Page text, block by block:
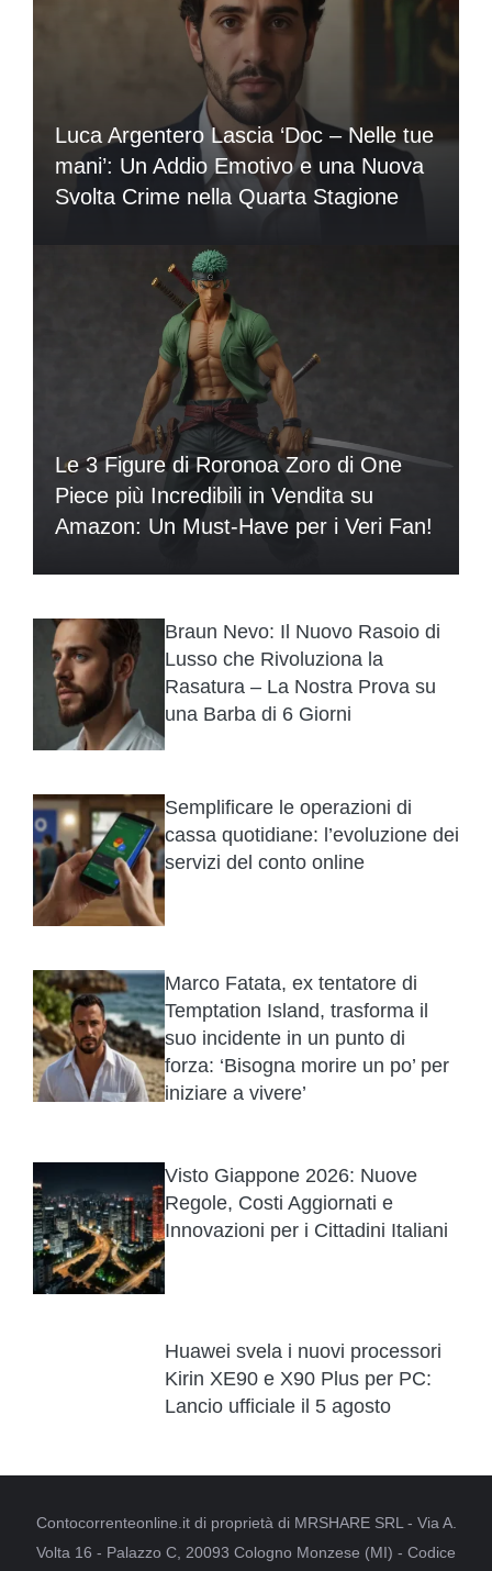
Luca Argentero Lascia ‘Doc – Nelle tue
mani’: Un Addio Emotivo e una Nuova
Svolta Crime nella Quarta Stagione
Le 3 Figure di Roronoa Zoro di One
Piece più Incredibili in Vendita su
Amazon: Un Must-Have per i Veri Fan!
Braun Nevo: Il Nuovo Rasoio di
Lusso che Rivoluziona la
Rasatura – La Nostra Prova su
una Barba di 6 Giorni
Semplificare le operazioni di
cassa quotidiane: l’evoluzione dei
servizi del conto online
Marco Fatata, ex tentatore di
Temptation Island, trasforma il
suo incidente in un punto di
forza: ‘Bisogna morire un po’ per
iniziare a vivere’
Visto Giappone 2026: Nuove
Regole, Costi Aggiornati e
Innovazioni per i Cittadini Italiani
Huawei svela i nuovi processori
Kirin XE90 e X90 Plus per PC:
Lancio ufficiale il 5 agosto
Contocorrenteonline.it di proprietà di MRSHARE SRL - Via A.
Volta 16 - Palazzo C, 20093 Cologno Monzese (MI) - Codice